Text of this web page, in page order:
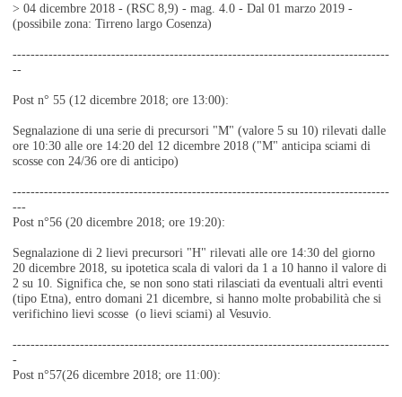
> 04 dicembre 2018 - (RSC 8,9) - mag. 4.0 - Dal 01 marzo 2019 -
(possibile zona: Tirreno largo Cosenza)
------------------------------------------------------------------------------------
--
Post n° 55 (12 dicembre 2018; ore 13:00):
Segnalazione di una serie di precursori "M" (valore 5 su 10) rilevati dalle
ore 10:30 alle ore 14:20 del 12 dicembre 2018 ("M" anticipa sciami di
scosse con 24/36 ore di anticipo)
------------------------------------------------------------------------------------
---
Post n°56 (20 dicembre 2018; ore 19:20):
Segnalazione di 2 lievi precursori "H" rilevati alle ore 14:30 del giorno
20 dicembre 2018, su ipotetica scala di valori da 1 a 10 hanno il valore di
2 su 10. Significa che, se non sono stati rilasciati da eventuali altri eventi
(tipo Etna), entro domani 21 dicembre, si hanno molte probabilità che si
verifichino lievi scosse (o lievi sciami) al Vesuvio.
------------------------------------------------------------------------------------
-
Post n°57(26 dicembre 2018; ore 11:00):